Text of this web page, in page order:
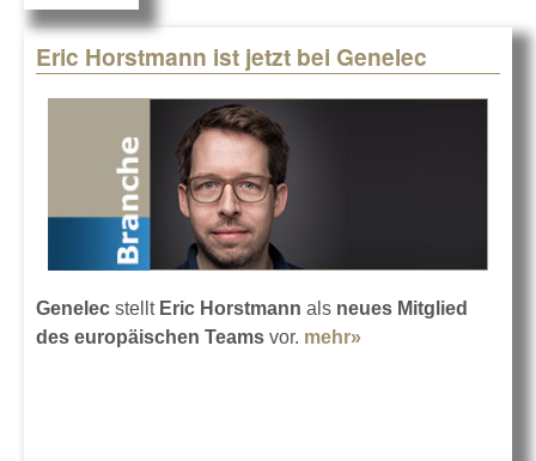
Eric Horstmann ist jetzt bei Genelec
Genelec stelltEric Horstmann als neues Mitglied
des europäischen Teams vor. mehr»